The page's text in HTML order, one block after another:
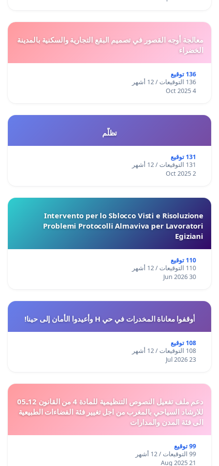
معالجة أوجه القصور في تصميم البقع التجارية والسكنية بالمدينة
الخضراء
136 توقيع
136 التوقيعات / 12 أشهر
4 Oct 2025
تظلّم
131 توقيع
131 التوقيعات / 12 أشهر
2 Oct 2025
Intervento per lo Sblocco Visti e Risoluzione
Problemi Protocolli Almaviva per Lavoratori
Egiziani
110 توقيع
110 التوقيعات / 12 أشهر
30 Jun 2026
أوقفوا معاناة المخدرات في حي H وأعيدوا الأمان إلى حينا!
108 توقيع
108 التوقيعات / 12 أشهر
23 Jul 2026
دعم ملف تفعيل النصوص التنظيمية للمادة 4 من القانون 12ـ05
للارشاد السياحي بالمغرب من اجل تغيير فئة الفضاءات الطبيعية
الى فئة المدن والمدارات
99 توقيع
99 التوقيعات / 12 أشهر
21 Aug 2025